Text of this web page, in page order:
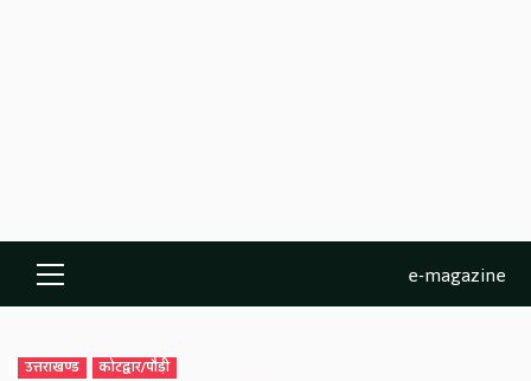
Primary
Menu
e-magazine
उत्तराखण्ड कोटद्वार/पौड़ी